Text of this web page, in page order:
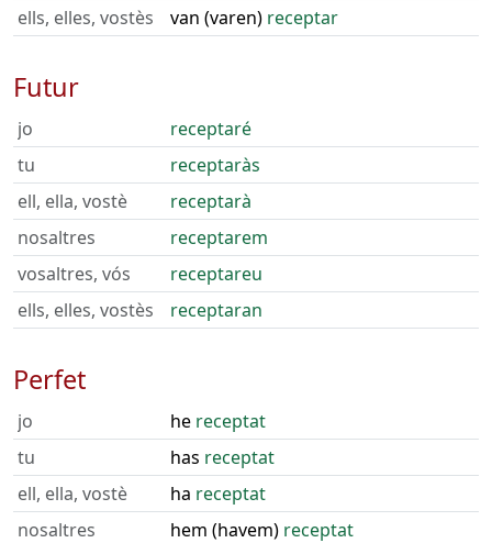
ells, elles, vostès
van (varen) receptar
Futur
jo
receptaré
tu
receptaràs
ell, ella, vostè
receptarà
nosaltres
receptarem
vosaltres, vós
receptareu
ells, elles, vostès
receptaran
Perfet
jo he receptat
tu
has receptat
ell, ella, vostè
ha receptat
nosaltres
hem (havem) receptat